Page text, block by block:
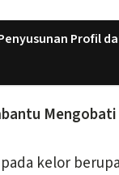
Profil
kelor